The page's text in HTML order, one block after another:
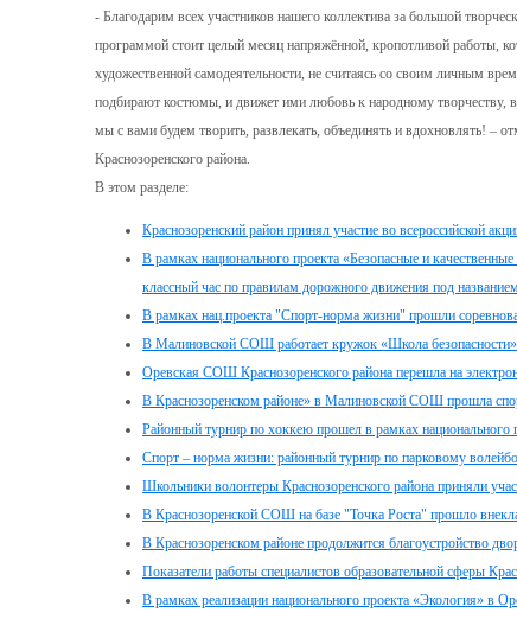
- Благодарим всех участников нашего коллектива за большой
программой стоит целый месяц напряжённой, кропотливой работы,
художественной самодеятельности, не считаясь со своим личным
подбирают костюмы, и движет ими любовь к народному творчеству,
мы с вами будем творить, развлекать, объединять и вдохновлять! –
Краснозоренского района.
В этом разделе:
Краснозоренский район принял участие во всероссийской
В рамках национального проекта «Безопасные и
классный час по правилам дорожного движения под
В рамках нац.проекта "Спорт-норма жизни" прошли
В Малиновской СОШ работает кружок «Школа
Оревская СОШ Краснозоренского района перешла на
В Краснозоренском районе» в Малиновской СОШ прошла
Районный турнир по хоккею прошел в рамках
Спорт – норма жизни: районный турнир по парковому
Школьники волонтеры Краснозоренского района приняли
В Краснозоренской СОШ на базе "Точка Роста" прошло
В Краснозоренском районе продолжится благоустройство
Показатели работы специалистов образовательной сферы
В рамках реализации национального проекта «Экология» в